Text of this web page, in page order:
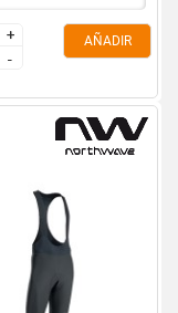
+
-
+
-
AÑADIR